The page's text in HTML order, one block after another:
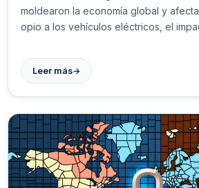
moldearon la economía global y
opio a los vehículos eléctricos, el
Leer más→